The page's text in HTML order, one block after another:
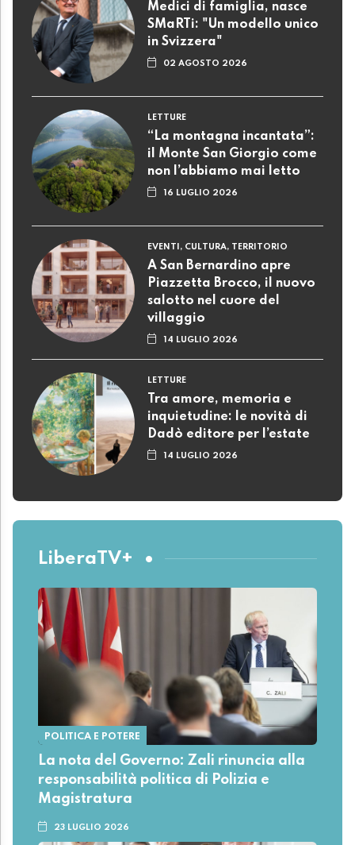
Medici di famiglia, nasce
SMaRTi: "Un modello unico
in Svizzera"
02 AGOSTO 2026
LETTURE
“La montagna incantata”:
il Monte San Giorgio come
non l’abbiamo mai letto
16 LUGLIO 2026
EVENTI, CULTURA, TERRITORIO
A San Bernardino apre
Piazzetta Brocco, il nuovo
salotto nel cuore del
villaggio
14 LUGLIO 2026
LETTURE
Tra amore, memoria e
inquietudine: le novità di
Dadò editore per l’estate
14 LUGLIO 2026
LiberaTV+
POLITICA E POTERE
La nota del Governo: Zali rinuncia alla
responsabilità politica di Polizia e
Magistratura
23 LUGLIO 2026